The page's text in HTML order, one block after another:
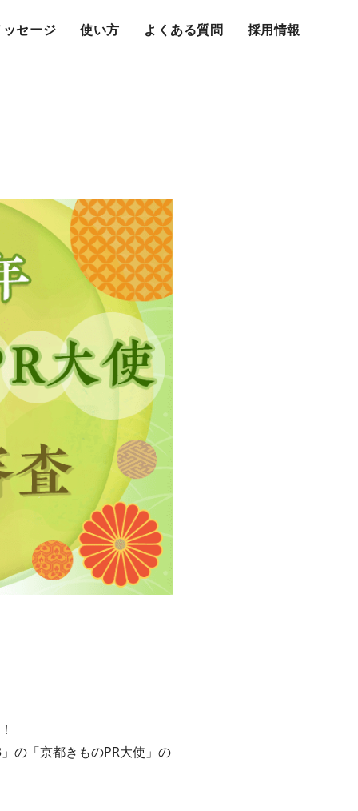
ッセージ 使い方 よくある質問 採用情報
の「京都きものPR大使」の